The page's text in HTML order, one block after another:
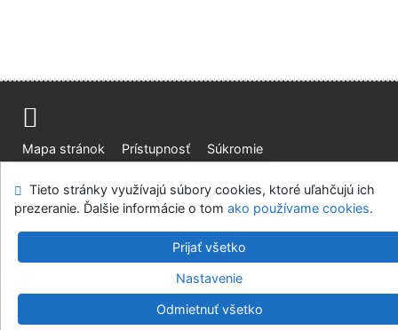
Mapa stránok Prístupnosť
Súkromie
Slovenská lesnícka a drevárska knižnica pri Technickej
univerzite vo Zvolene
©1993-2026IPACv.4.8.63a-Cosmotron Slovakia, s.r.o.
Tieto stránky využívajú súbory cookies, ktoré uľahčujú ich
prezeranie. Ďalšie informácie o tom ako používame cookies.
Prijať všetko
Nastavenie
Odmietnuť všetko